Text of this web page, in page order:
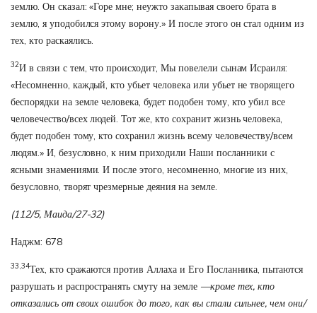
землю. Он сказал: «Горе мне; неужто закапывая своего брата в
землю, я уподобился этому ворону.» И после этого он стал одним из
тех, кто раскаялись.
32И в связи с тем, что происходит, Мы повелели сынам Исраиля:
«Несомненно, каждый, кто убьет человека или убьет не творящего
беспорядки на земле человека, будет подобен тому, кто убил все
человечество/всех людей. Тот же, кто сохранит жизнь человека,
будет подобен тому, кто сохранил жизнь всему человечеству/всем
людям.» И, безусловно, к ним приходили Наши посланники с
ясными знамениями. И после этого, несомненно, многие из них,
безусловно, творят чрезмерные деяния на земле.
(112/5, Маида/27-32)
Наджм: 678
33,34Тех, кто сражаются против Аллаха и Его Посланника, пытаются
разрушать и распространять смуту на земле —кроме тех, кто
отказались от своих ошибок до того, как вы стали сильнее, чем они/